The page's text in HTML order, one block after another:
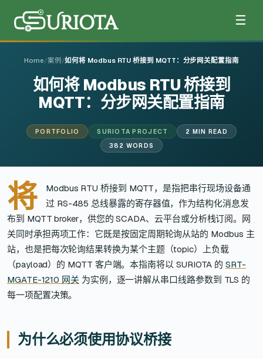
☰
Home/案例 /如何将 Modbus RTU 桥接到 MQTT：分步网关配置指南
如何将 Modbus RTU 桥接到
MQTT：分步网关配置指南
PORTFOLIO SURIOTA PROJECT
2 MIN READ
382 WORDS
将
Modbus RTU 桥接到 MQTT，是指把串行现场设备通
过 RS-485 总线暴露的寄存器值，作为结构化消息发
布到 MQTT broker，供您的 SCADA、云平台或分析栈订阅。网
关同时承担两项工作：它既是按固定周期轮询从站的 Modbus 主
站，也是把每次轮询结果转换为某个主题（topic）上负载
（payload）的 MQTT 客户端。本指南将以 SURIOTA 的SRT-
MGATE-1210 网关 为实例，逐一讲解从串口线路参数到 TLS 的
每一项配置决策。
为什么必须使用协议桥接